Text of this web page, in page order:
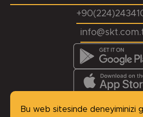
Bu web sitesinde deneyiminizi